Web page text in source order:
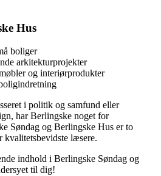
Hus
boliger
arkitekturprojekter
og interiørprodukter
i politik og samfund eller
har Berlingske noget for
Søndag og Berlingske Hus er to
kvalitetsbevidste læsere.
indhold i Berlingske Søndag og
til dig!